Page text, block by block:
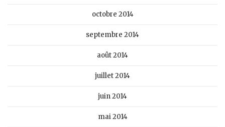
octobre 2014
septembre 2014
août 2014
juillet 2014
juin 2014
mai 2014